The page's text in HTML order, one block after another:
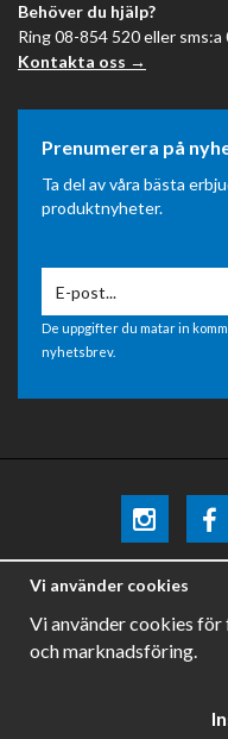
Behöver du hjälp?
Ring 08-854 520 eller
Kontakta oss →
Prenumerera på
Ta del av våra bästa
produktnyheter.
De uppgifter du matar in
nyhetsbrev.
Be the firstto know
Vi använder cookies
Vi använder cookies för
och marknadsföring.